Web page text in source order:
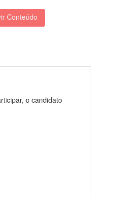
Conteúdo
o candidato